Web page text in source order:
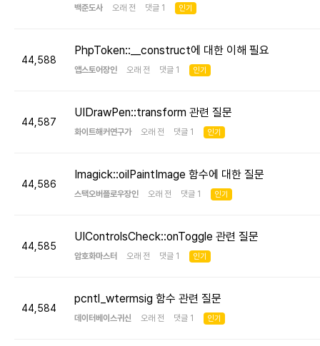
백준도사 오래 전 댓글 1 인기
44,588
PhpToken::__construct에 대한 이해 필요
앱스토어장인 오래 전 댓글 1 인기
44,587
UIDrawPen::transform 관련 질문
화이트해커연구가 오래 전 댓글 1 인기
44,586
Imagick::oilPaintImage 함수에 대한 질문
스택오버플로우장인 오래 전 댓글 1 인기
44,585
UIControlsCheck::onToggle 관련 질문
암호화마스터 오래 전 댓글 1 인기
44,584
pcntl_wtermsig 함수 관련 질문
데이터베이스귀신 오래 전 댓글 1 인기